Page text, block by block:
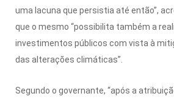
uma lacuna que persistia até então”,
que o mesmo “possibilita também a
investimentos públicos com vista à
das alterações climáticas”.
Segundo o governante, “após a